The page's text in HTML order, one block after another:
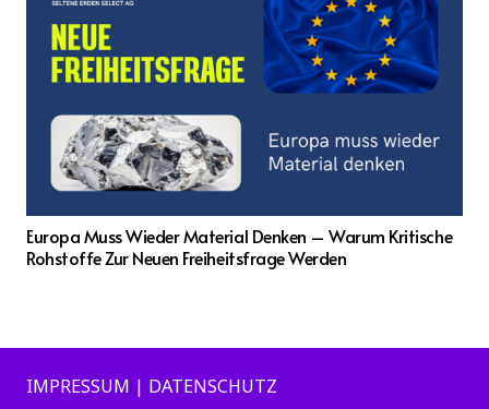
Europa Muss Wieder Material Denken – Warum Kritische
Rohstoffe Zur Neuen Freiheitsfrage Werden
IMPRESSUM | DATENSCHUTZ